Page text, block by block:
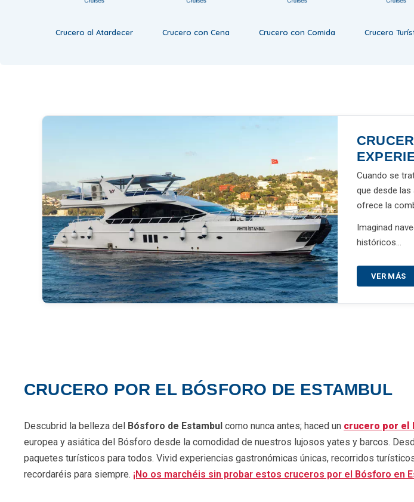
Crucero al Atardecer Crucero con Cena Crucero con Comida Crucero
Cuando se
que desde
ofrece la
Imaginad
históricos…
VER MÁS
CRUCERO POR EL BÓSFORO DE ESTAMBUL
Descubrid la belleza del Bósforo de Estambul como nunca antes; haced un crucero por el
europea y asiática del Bósforo desde la comodidad de nuestros lujosos yates y barcos.
paquetes turísticos para todos. Vivid experiencias gastronómicas únicas, recorridos
recordaréis para siempre. ¡No os marchéis sin probar estos cruceros por el Bósforo en